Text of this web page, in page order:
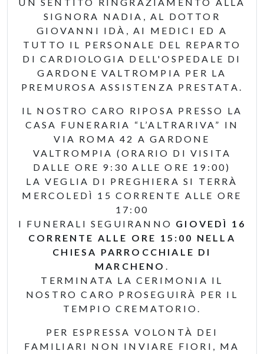
SIGNORA NADIA, AL DOTTOR
GIOVANNI IDÀ, AI MEDICI ED A
TUTTO IL PERSONALE DEL REPARTO
DI CARDIOLOGIA DELL'OSPEDALE DI
GARDONE VALTROMPIA PER LA
PREMUROSA ASSISTENZA PRESTATA.
IL NOSTRO CARO RIPOSA PRESSO LA
CASA FUNERARIA “L’ALTRARIVA” IN
VIA ROMA 42 A GARDONE
VALTROMPIA (ORARIO DI VISITA
DALLE ORE 9:30 ALLE ORE 19:00)
LA VEGLIA DI PREGHIERA SI TERRÀ
MERCOLEDÌ 15 CORRENTE ALLE ORE
17:00
I FUNERALI SEGUIRANNO GIOVEDÌ 16
CORRENTE ALLE ORE 15:00 NELLA
CHIESA PARROCCHIALE DI
MARCHENO .
TERMINATA LA CERIMONIA IL
NOSTRO CARO PROSEGUIRÀ PER IL
TEMPIO CREMATORIO.
PER ESPRESSA VOLONTÀ DEI
FAMILIARI NON INVIARE FIORI, MA